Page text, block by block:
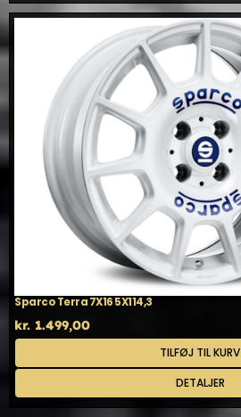
Sparco Terra 7X16 5X114,3
kr. 1.499,00
TILFØJ TIL KURV
DETALJER